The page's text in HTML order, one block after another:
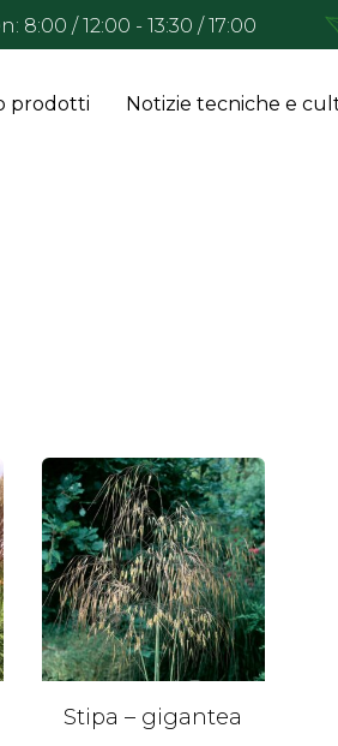
8:00 / 12:00 - 13:30 / 17:00
prodotti Notizie tecniche e
Stipa – gigantea